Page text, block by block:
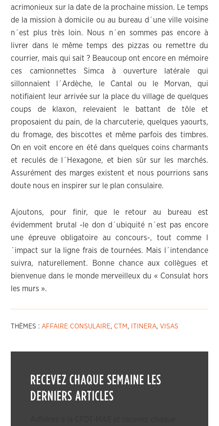
acrimonieux sur la date de la prochaine mission. Le temps
de la mission à domicile ou au bureau d´une ville voisine
n´est plus très loin. Nous n´en sommes pas encore à
livrer dans le même temps des pizzas ou remettre du
courrier, mais qui sait ? Beaucoup ont encore en mémoire
ces camionnettes Simca à ouverture latérale qui
sillonnaient l´Ardèche, le Cantal ou le Morvan, qui
notifiaient leur arrivée sur la place du village de quelques
coups de klaxon, relevaient le battant de tôle et
proposaient du pain, de la charcuterie, quelques yaourts,
du fromage, des biscottes et même parfois des timbres.
On en voit encore en été dans quelques coins charmants
et reculés de l´Hexagone, et bien sûr sur les marchés.
Assurément des marges existent et nous pourrions sans
doute nous en inspirer sur le plan consulaire.
Ajoutons, pour finir, que le retour au bureau est
évidemment brutal -le don d´ubiquité n´est pas encore
une épreuve obligatoire au concours-, tout comme l
´impact sur la ligne frais de tournées. Mais l´intendance
suivra, naturellement. Bonne chance aux collègues et
bienvenue dans le monde merveilleux du « Consulat hors
les murs ».
THÈMES :AFFAIRE CONSULAIRE,CTM , ITINERA, VISAS
RECEVEZ CHAQUE SEMAINE LES
DERNIERS ARTICLES